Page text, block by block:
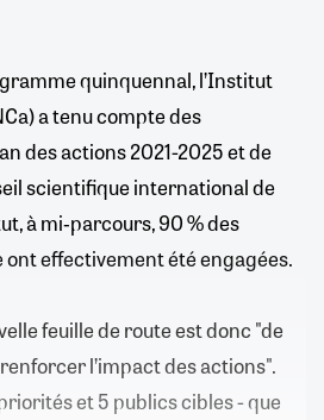
quinquennal, l’Institut
a tenu compte des
des actions 2021-2025 et de
scientifique international de
à mi‑parcours, 90 % des
effectivement été engagées.
feuille de route est donc "de
l’impact des actions".
et 5 publics cibles - que